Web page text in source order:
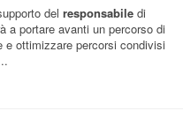
del responsabile di
a portare avanti un percorso di
e ottimizzare percorsi condivisi